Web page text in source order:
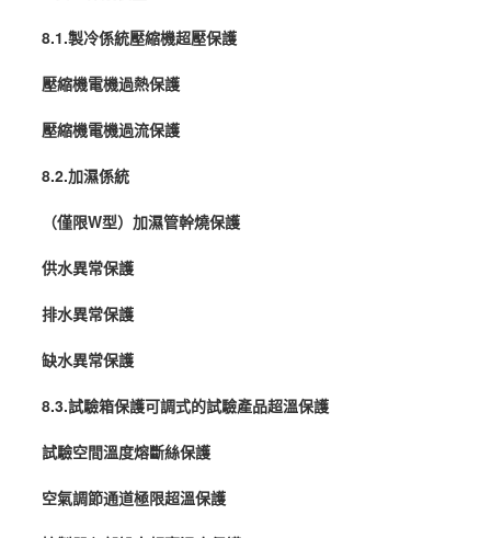
8.1.製冷係統壓縮機超壓保護
壓縮機電機過熱保護
壓縮機電機過流保護
8.2.加濕係統
（僅限W型）加濕管幹燒保護
供水異常保護
排水異常保護
缺水異常保護
8.3.試驗箱保護可調式的試驗產品超溫保護
試驗空間溫度熔斷絲保護
空氣調節通道極限超溫保護